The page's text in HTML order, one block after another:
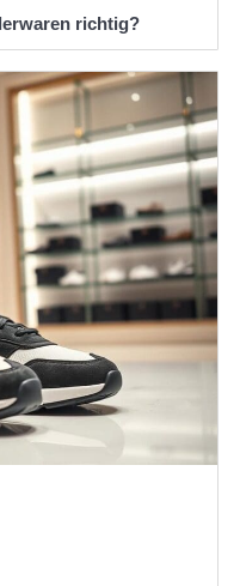
richtig?